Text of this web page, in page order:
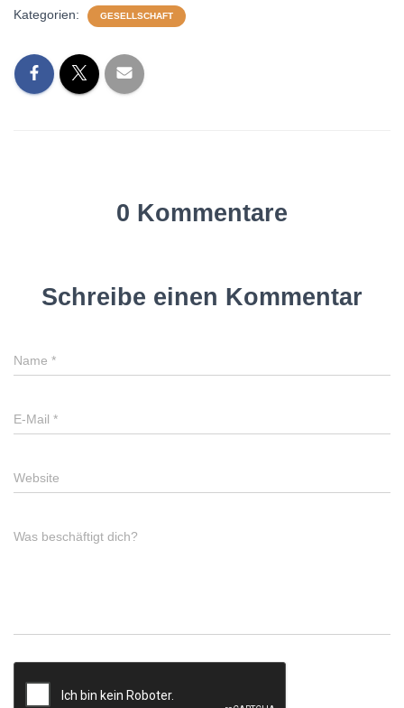
Kategorien: GESELLSCHAFT
0 Kommentare
Schreibe einen Kommentar
Name *
E-Mail *
Website
Was beschäftigt dich?